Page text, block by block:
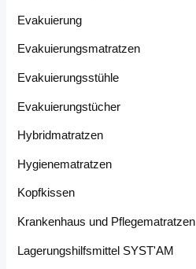
Evakuierung
Evakuierungsmatratzen
Evakuierungsstühle
Evakuierungstücher
Hybridmatratzen
Hygienematratzen
Kopfkissen
Krankenhaus und Pflegematratzen
Lagerungshilfsmittel SYST'AM